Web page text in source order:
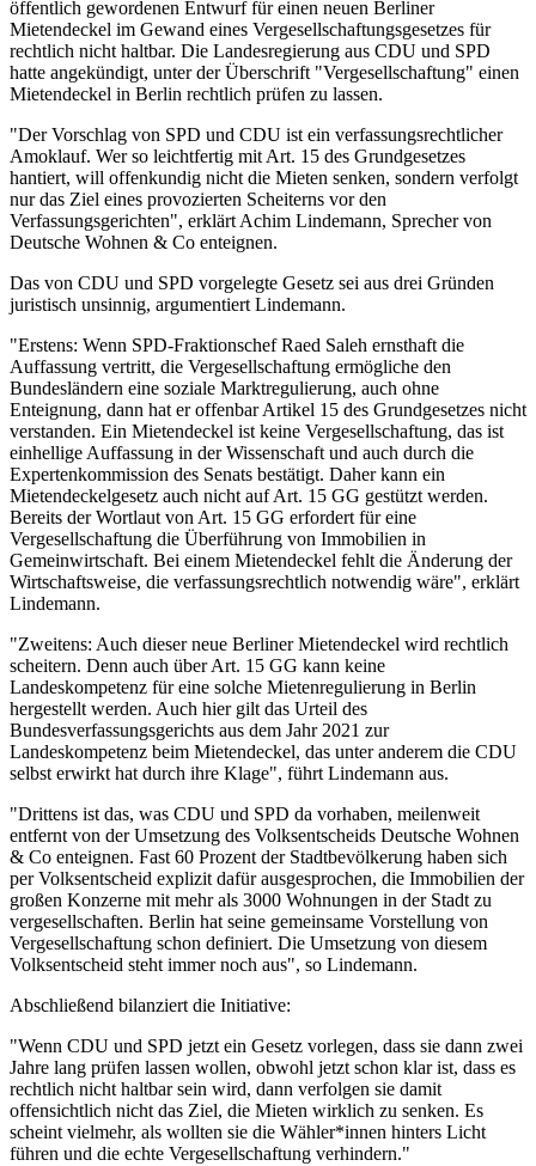
öffentlich gewordenen Entwurf für einen neuen Berliner
Mietendeckel im Gewand eines Vergesellschaftungsgesetzes für
rechtlich nicht haltbar. Die Landesregierung aus CDU und SPD
hatte angekündigt, unter der Überschrift "Vergesellschaftung" einen
Mietendeckel in Berlin rechtlich prüfen zu lassen.
"Der Vorschlag von SPD und CDU ist ein verfassungsrechtlicher
Amoklauf. Wer so leichtfertig mit Art. 15 des Grundgesetzes
hantiert, will offenkundig nicht die Mieten senken, sondern verfolgt
nur das Ziel eines provozierten Scheiterns vor den
Verfassungsgerichten", erklärt Achim Lindemann, Sprecher von
Deutsche Wohnen & Co enteignen.
Das von CDU und SPD vorgelegte Gesetz sei aus drei Gründen
juristisch unsinnig, argumentiert Lindemann.
"Erstens: Wenn SPD-Fraktionschef Raed Saleh ernsthaft die
Auffassung vertritt, die Vergesellschaftung ermögliche den
Bundesländern eine soziale Marktregulierung, auch ohne
Enteignung, dann hat er offenbar Artikel 15 des Grundgesetzes nicht
verstanden. Ein Mietendeckel ist keine Vergesellschaftung, das ist
einhellige Auffassung in der Wissenschaft und auch durch die
Expertenkommission des Senats bestätigt. Daher kann ein
Mietendeckelgesetz auch nicht auf Art. 15 GG gestützt werden.
Bereits der Wortlaut von Art. 15 GG erfordert für eine
Vergesellschaftung die Überführung von Immobilien in
Gemeinwirtschaft. Bei einem Mietendeckel fehlt die Änderung der
Wirtschaftsweise, die verfassungsrechtlich notwendig wäre", erklärt
Lindemann.
"Zweitens: Auch dieser neue Berliner Mietendeckel wird rechtlich
scheitern. Denn auch über Art. 15 GG kann keine
Landeskompetenz für eine solche Mietenregulierung in Berlin
hergestellt werden. Auch hier gilt das Urteil des
Bundesverfassungsgerichts aus dem Jahr 2021 zur
Landeskompetenz beim Mietendeckel, das unter anderem die CDU
selbst erwirkt hat durch ihre Klage", führt Lindemann aus.
"Drittens ist das, was CDU und SPD da vorhaben, meilenweit
entfernt von der Umsetzung des Volksentscheids Deutsche Wohnen
& Co enteignen. Fast 60 Prozent der Stadtbevölkerung haben sich
per Volksentscheid explizit dafür ausgesprochen, die Immobilien der
großen Konzerne mit mehr als 3000 Wohnungen in der Stadt zu
vergesellschaften. Berlin hat seine gemeinsame Vorstellung von
Vergesellschaftung schon definiert. Die Umsetzung von diesem
Volksentscheid steht immer noch aus", so Lindemann.
Abschließend bilanziert die Initiative:
"Wenn CDU und SPD jetzt ein Gesetz vorlegen, dass sie dann zwei
Jahre lang prüfen lassen wollen, obwohl jetzt schon klar ist, dass es
rechtlich nicht haltbar sein wird, dann verfolgen sie damit
offensichtlich nicht das Ziel, die Mieten wirklich zu senken. Es
scheint vielmehr, als wollten sie die Wähler*innen hinters Licht
führen und die echte Vergesellschaftung verhindern."